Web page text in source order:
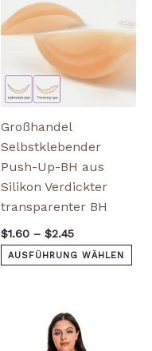
Großhandel
Selbstklebender
Push-Up-BH aus
Silikon Verdickter
transparenter BH
$1.60 – $2.45
AUSFÜHRUNG WÄHLEN
auf
Dieses
Produkt